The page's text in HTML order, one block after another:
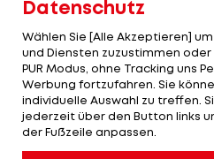
Datenschutz
Wählen Sie [Alle Akzeptieren]
und Diensten zuzustimmen oder
PUR Modus, ohne Tracking uns
Werbung fortzufahren. Sie
individuelle Auswahl zu treffen.
jederzeit über den Button links
der Fußzeile anpassen.